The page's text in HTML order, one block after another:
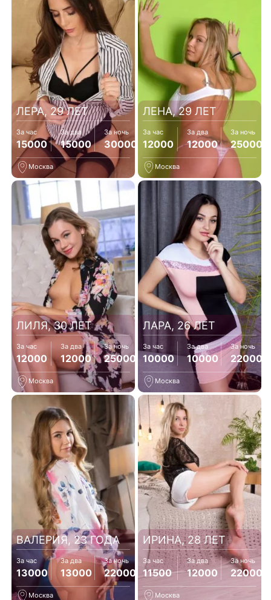
ЛЕРА, 29 ЛЕТ
За час
15000
За два
15000
За ночь
30000
Москва
ЛЕНА, 29 ЛЕТ
За час
12000
За два
12000
За ночь
25000
Москва
ЛИЛЯ, 30 ЛЕТ
За час
12000
За два
12000
За ночь
25000
Москва
ЛАРА, 26 ЛЕТ
За час
10000
За два
10000
За ночь
22000
Москва
ВАЛЕРИЯ, 23 ГОДА
За час
13000
За два
13000
За ночь
22000
Москва
ИРИНА, 28 ЛЕТ
За час
11500
За два
12000
За ночь
22000
Москва